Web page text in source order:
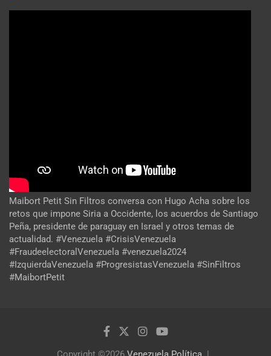
Maibort Petit Sin Filtros conversa con Hugo Acha sobre los
retos que impone Siria a Occidente, los acuerdos de Santiago
Peña, presidente de paraguay en Israel y otros temas de
actualidad. #Venezuela #CrisisVenezuela
#FraudeelectoralVenezuela #venezuela2024
#IzquierdaVenezuela #ProgresistasVenezuela #SinFiltros
#MaibortPetit